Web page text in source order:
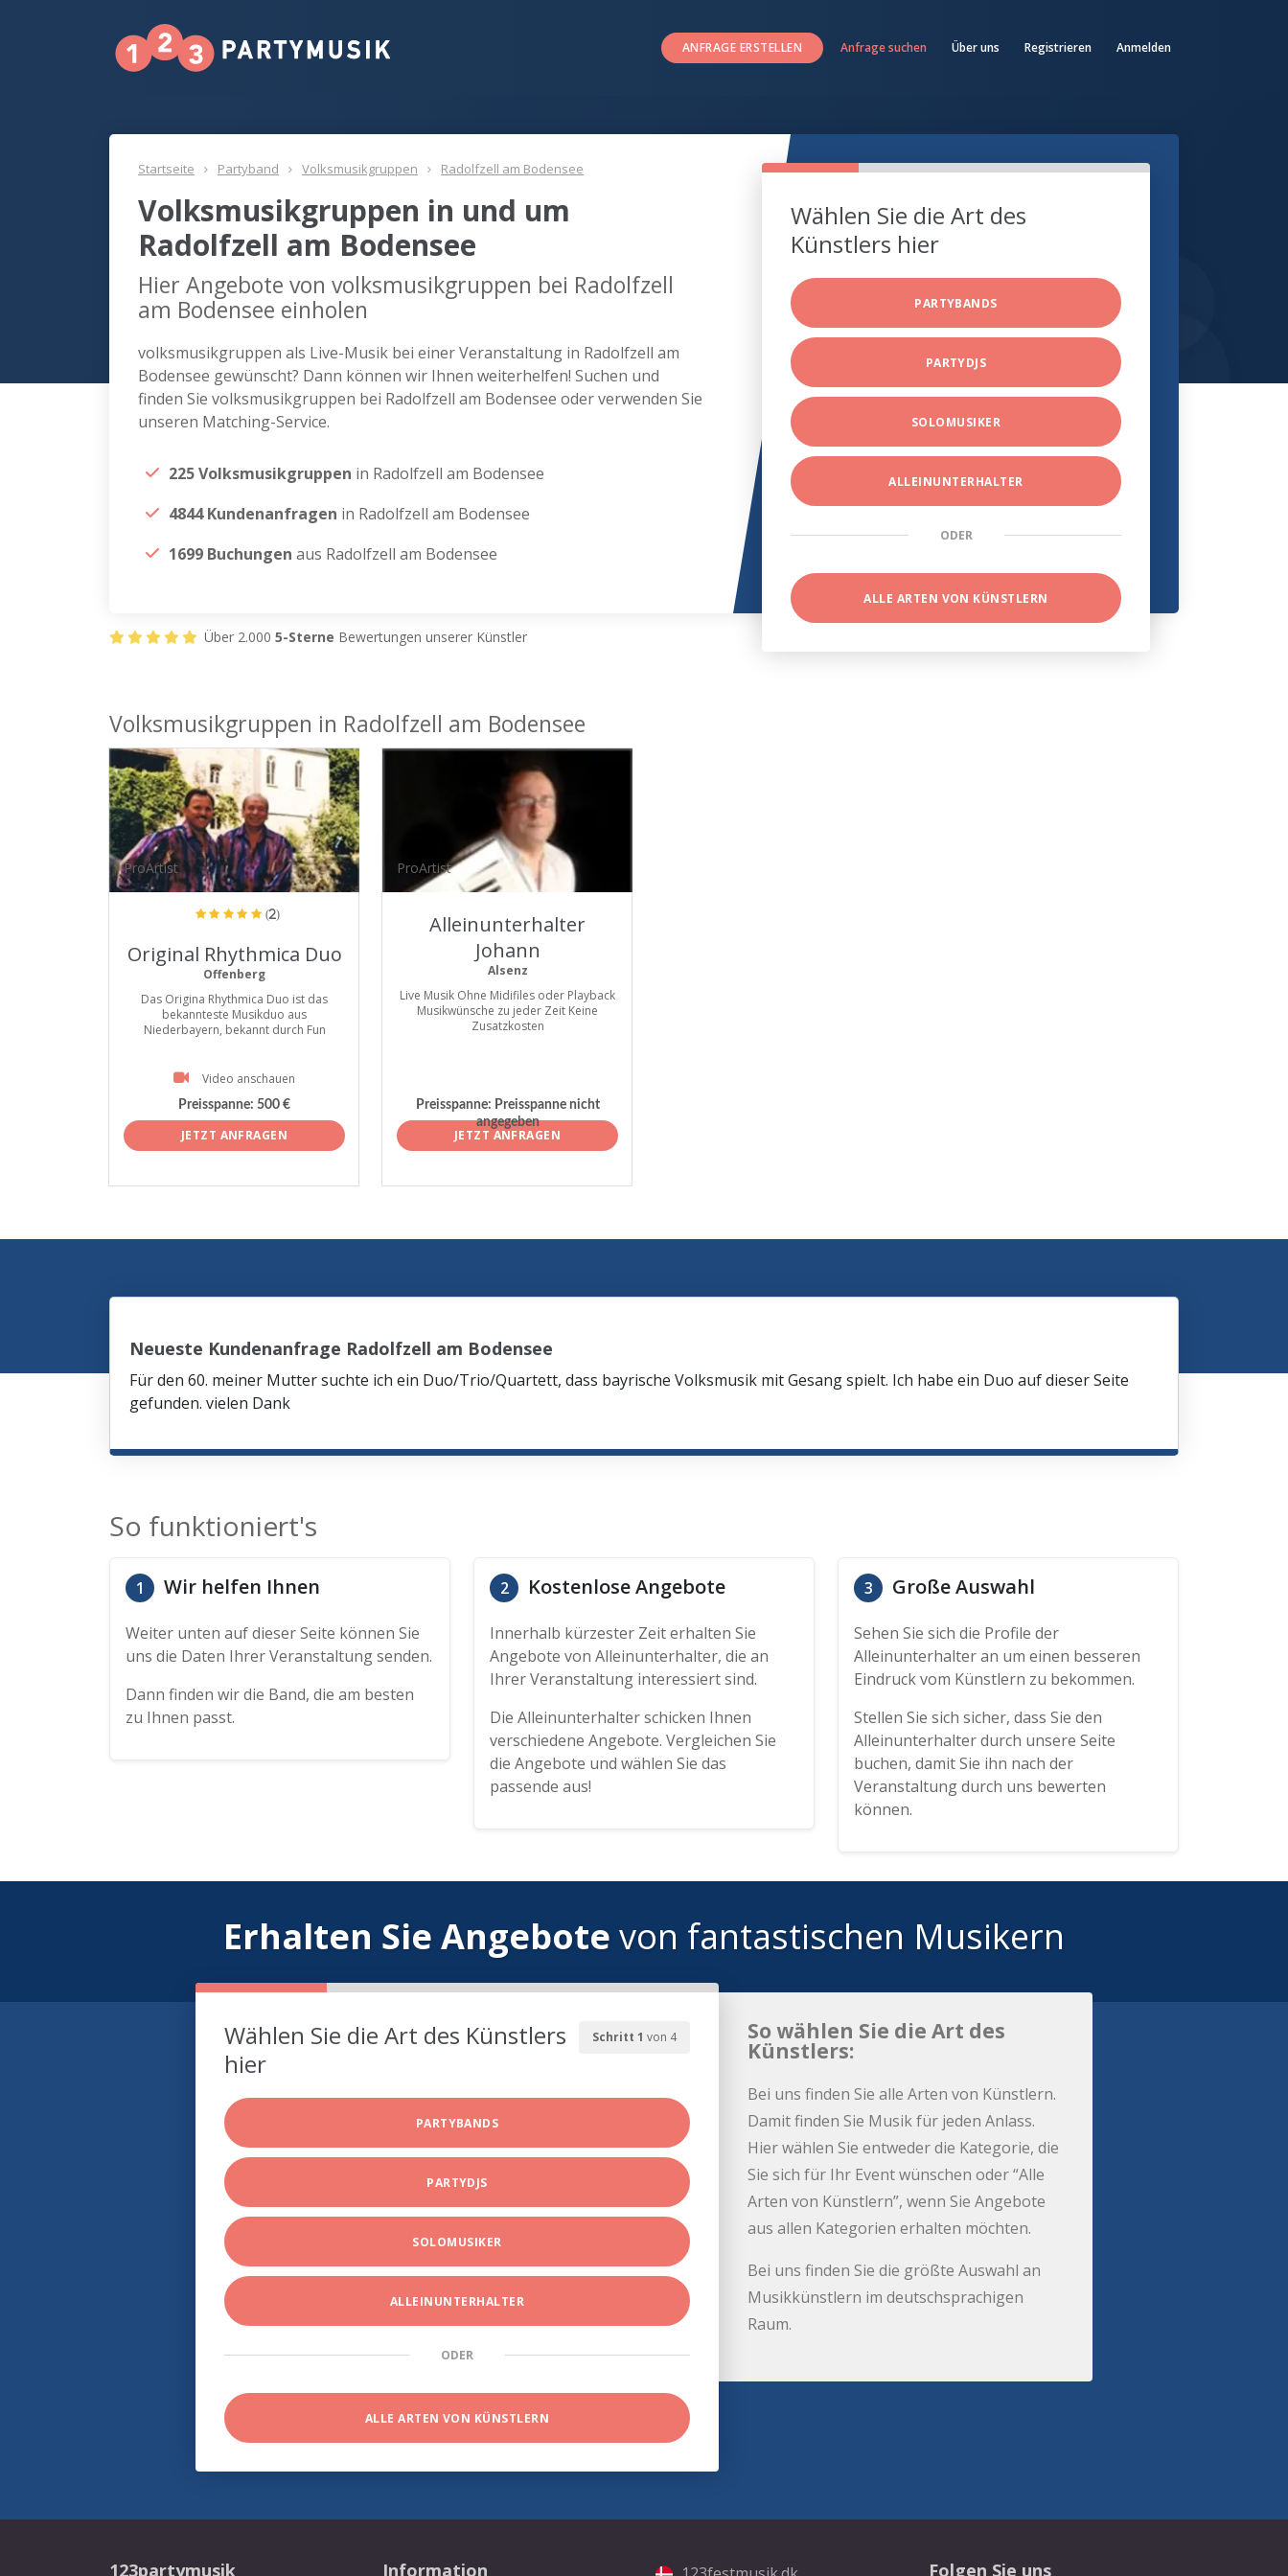
ANFRAGE ERSTELLEN Anfrage suchen Über uns Registrieren Anmelden
Startseite Partyband Volksmusikgruppen Radolfzell am Bodensee
Volksmusikgruppen in und um
Radolfzell am Bodensee
Hier Angebote von volksmusikgruppen bei Radolfzell
am Bodensee einholen
volksmusikgruppen als Live-Musik bei einer Veranstaltung in Radolfzell am
Bodensee gewünscht? Dann können wir Ihnen weiterhelfen! Suchen und
finden Sie volksmusikgruppen bei Radolfzell am Bodensee oder verwenden Sie
unseren Matching-Service.
225 Volksmusikgruppen in Radolfzell am Bodensee
4844 Kundenanfragen in Radolfzell am Bodensee
1699 Buchungen aus Radolfzell am Bodensee
Wählen Sie die Art des
Künstlers hier
PARTYBANDS
PARTYDJS
SOLOMUSIKER
ALLEINUNTERHALTER
ODER
ALLE ARTEN VON KÜNSTLERN
Über 2.000 5-Sterne Bewertungen unserer Künstler
Volksmusikgruppen in Radolfzell am Bodensee
ProArtist
(2)
Original Rhythmica Duo
Offenberg
Das Origina Rhythmica Duo ist das
bekannteste Musikduo aus
Niederbayern, bekannt durch Fun
Video anschauen
Preisspanne: 500 €
JETZT ANFRAGEN
ProArtist
Alleinunterhalter
Johann
Alsenz
Live Musik Ohne Midifiles oder Playback
Musikwünsche zu jeder Zeit Keine
Zusatzkosten
Preisspanne: Preisspanne nicht
angegeben
JETZT ANFRAGEN
Neueste Kundenanfrage Radolfzell am Bodensee
Für den 60. meiner Mutter suchte ich ein Duo/Trio/Quartett, dass bayrische Volksmusik mit Gesang spielt. Ich habe ein Duo auf dieser Seite
gefunden. vielen Dank
So funktioniert's
1 Wir helfen Ihnen
Weiter unten auf dieser Seite können Sie
uns die Daten Ihrer Veranstaltung senden.
Dann finden wir die Band, die am besten
zu Ihnen passt.
2 Kostenlose Angebote
Innerhalb kürzester Zeit erhalten Sie
Angebote von Alleinunterhalter, die an
Ihrer Veranstaltung interessiert sind.
Die Alleinunterhalter schicken Ihnen
verschiedene Angebote. Vergleichen Sie
die Angebote und wählen Sie das
passende aus!
3 Große Auswahl
Sehen Sie sich die Profile der
Alleinunterhalter an um einen besseren
Eindruck vom Künstlern zu bekommen.
Stellen Sie sich sicher, dass Sie den
Alleinunterhalter durch unsere Seite
buchen, damit Sie ihn nach der
Veranstaltung durch uns bewerten
können.
Erhalten Sie Angebote von fantastischen Musikern
Schritt 1 von 4
Wählen Sie die Art des Künstlers
hier
PARTYBANDS
PARTYDJS
SOLOMUSIKER
ALLEINUNTERHALTER
ODER
ALLE ARTEN VON KÜNSTLERN
So wählen Sie die Art des
Künstlers:
Bei uns finden Sie alle Arten von Künstlern.
Damit finden Sie Musik für jeden Anlass.
Hier wählen Sie entweder die Kategorie, die
Sie sich für Ihr Event wünschen oder “Alle
Arten von Künstlern”, wenn Sie Angebote
aus allen Kategorien erhalten möchten.
Bei uns finden Sie die größte Auswahl an
Musikkünstlern im deutschsprachigen
Raum.
123partymusik Information Folgen Sie uns